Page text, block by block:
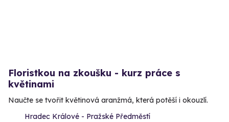
Floristkou na zkoušku - kurz práce s
květinami
Naučte se tvořit květinová aranžmá, která potěší i okouzlí.
Hradec Králové - Pražské Předměstí